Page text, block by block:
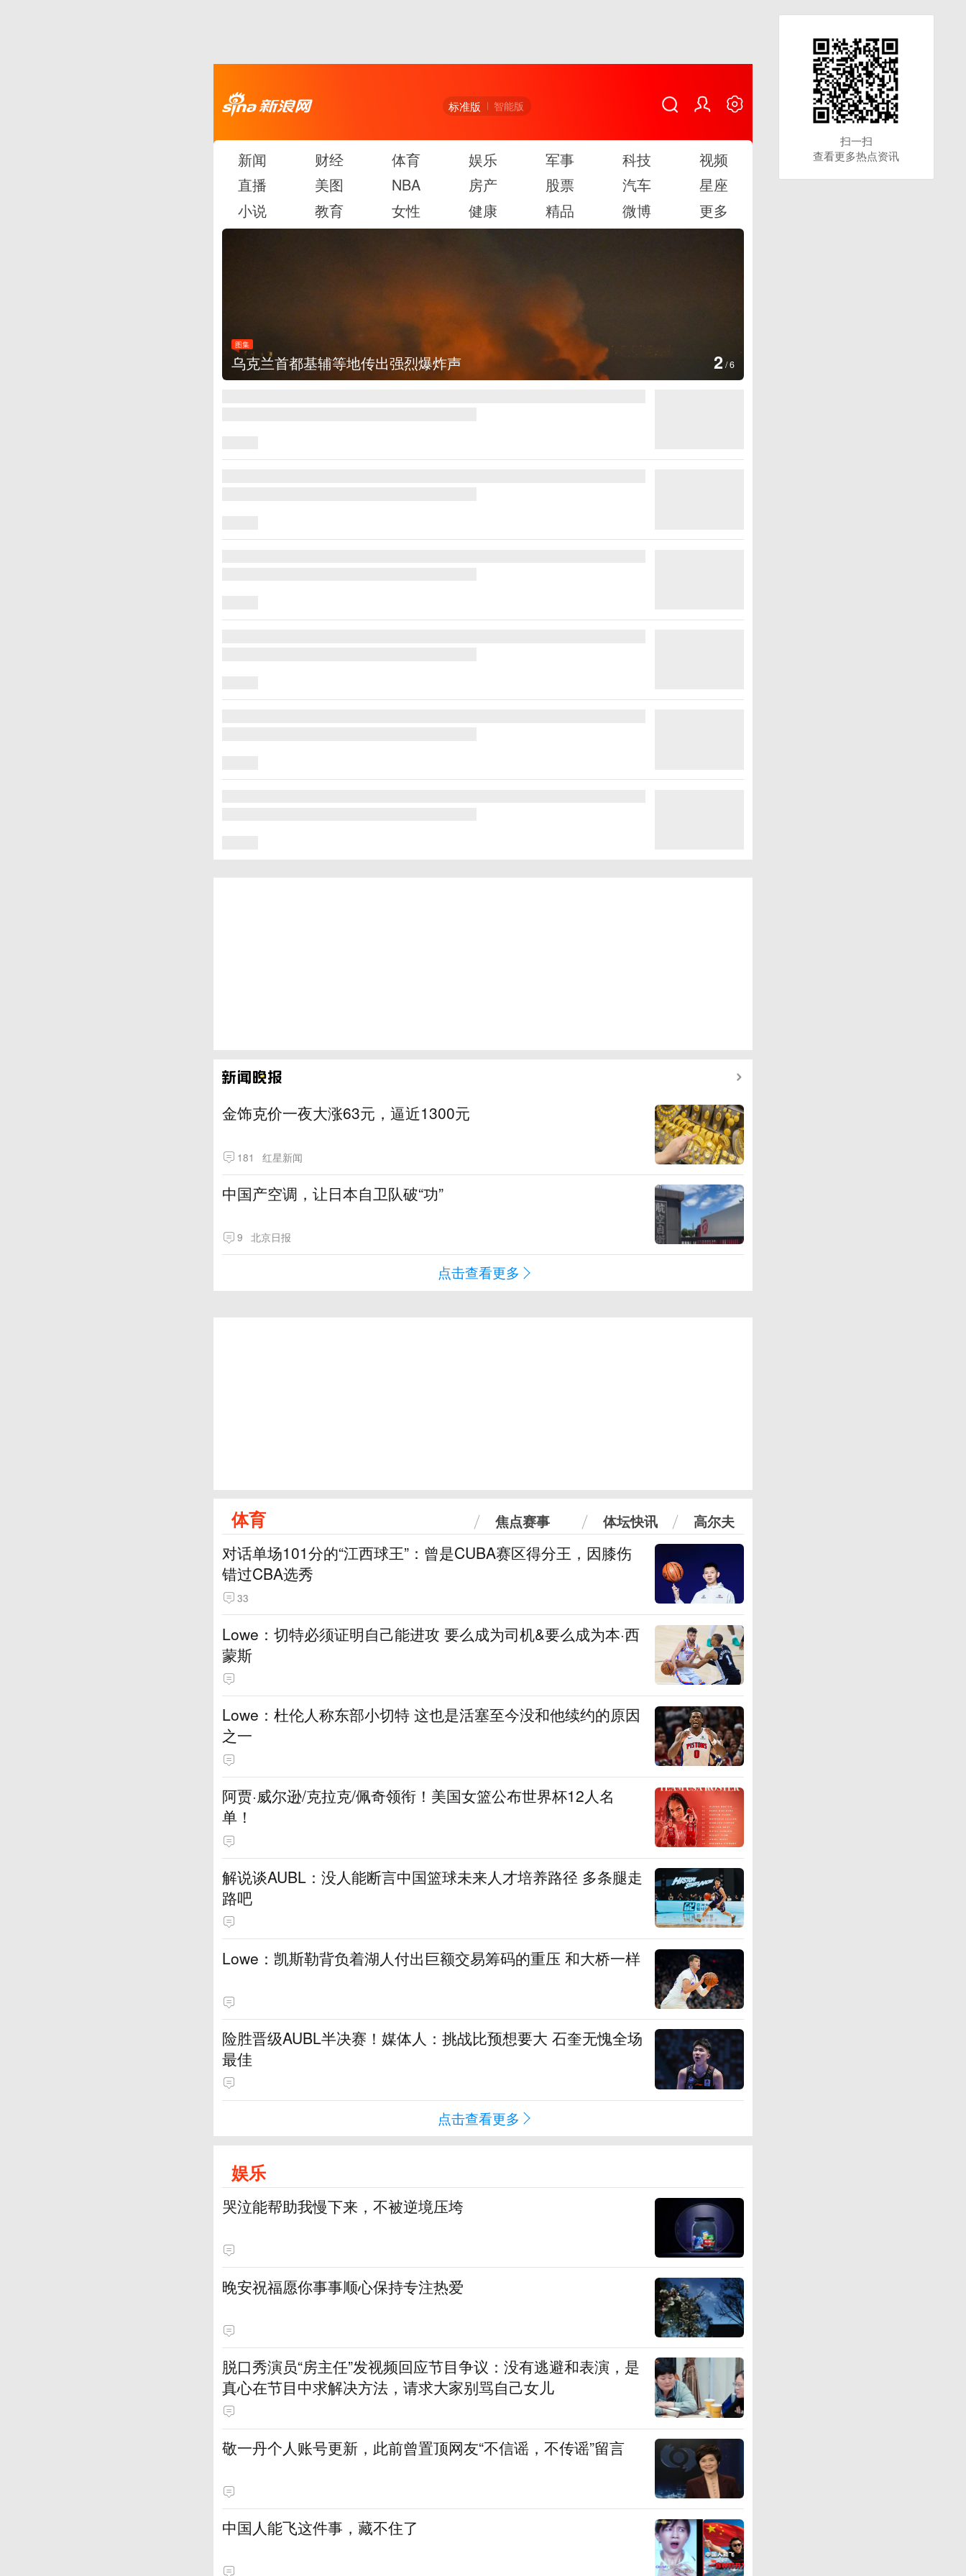
标准版 智能版
新闻 财经 体育 娱乐 军事 科技
视频
直播
美图 NBA 房产 股票 汽车
星座
小说
教育 女性 健康 精品 微博 更多
图集
乌克兰首都基辅等地传出强烈爆炸声 2 /6
金饰克价一夜大涨63元，逼近1300元
181 红星新闻
中国产空调，让日本自卫队破“功”
9 北京日报
点击查看更多
体育 焦点赛事 体坛快讯 高尔夫
对话单场101分的“江西球王”：曾是CUBA赛区得分王，因膝伤
错过CBA选秀
33
Lowe：切特必须证明自己能进攻 要么成为司机&要么成为本·西
蒙斯
Lowe：杜伦人称东部小切特 这也是活塞至今没和他续约的原因
之一
阿贾·威尔逊/克拉克/佩奇领衔！美国女篮公布世界杯12人名
单！
解说谈AUBL：没人能断言中国篮球未来人才培养路径 多条腿走
路吧
Lowe：凯斯勒背负着湖人付出巨额交易筹码的重压 和大桥一样
险胜晋级AUBL半决赛！媒体人：挑战比预想要大 石奎无愧全场
最佳
点击查看更多
娱乐
哭泣能帮助我慢下来，不被逆境压垮
晚安祝福愿你事事顺心保持专注热爱
脱口秀演员“房主任”发视频回应节目争议：没有逃避和表演，是
真心在节目中求解决方法，请求大家别骂自己女儿
敬一丹个人账号更新，此前曾置顶网友“不信谣，不传谣”留言
中国人能飞这件事，藏不住了
扫一扫
查看更多热点资讯
扫一扫
查看更多热点资讯